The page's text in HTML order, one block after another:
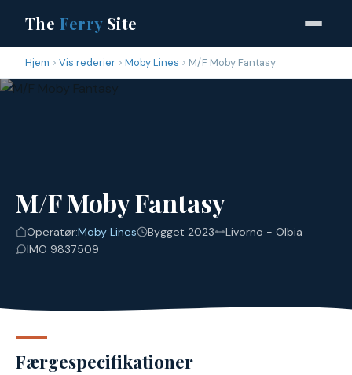
The FerrySite
Hjem Vis rederier Moby Lines M/F Moby Fantasy
M/F Moby Fantasy
Operatør:Moby Lines Bygget 2023
Livorno - Olbia
IMO 9837509
Færgespecifikationer